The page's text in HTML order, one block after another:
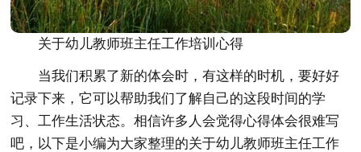
关于幼儿教师班主任工作培训心得
当我们积累了新的体会时，有这样的时机，要好好
记录下来，它可以帮助我们了解自己的这段时间的学
习、工作生活状态。相信许多人会觉得心得体会很难写
吧，以下是小编为大家整理的关于幼儿教师班主任工作